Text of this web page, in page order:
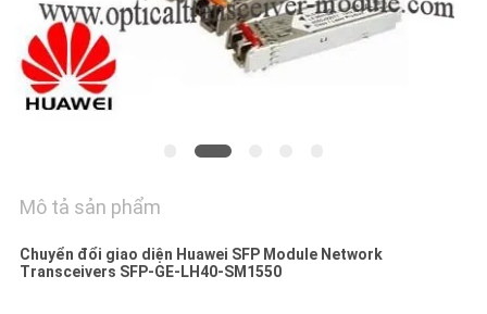
TỨC
CÁC
Mô tả sản phẩm
Chuyển đổi giao diện Huawei SFP Module Network
Transceivers SFP-GE-LH40-SM1550